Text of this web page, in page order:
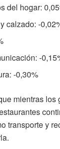
del hogar:
calzado: -
-
-0,30%
mientras los
transporte y